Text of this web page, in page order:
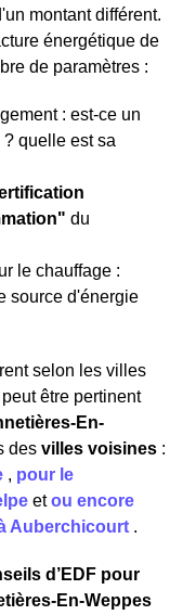
montant différent.
énergétique de
de paramètres :
: est-ce un
quelle est sa
du
le chauffage :
source d'énergie
selon les villes
être pertinent
En-
des villes voisines :
, pour le
etou encore
Auberchicourt .
d’EDF pour
En-Weppes